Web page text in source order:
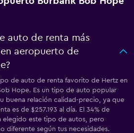
auto de renta más
aeropuerto de
de auto de renta favorito de Hertz en
Hope. Es un tipo de auto popular
buena relación calidad-precio, ya que
es de $257.193 al día. El 34% de
elegido este tipo de autos, pero
diferente según tus necesidades.